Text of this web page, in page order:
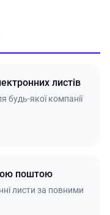
листів
будь-якої компанії
поштою
листи за повними